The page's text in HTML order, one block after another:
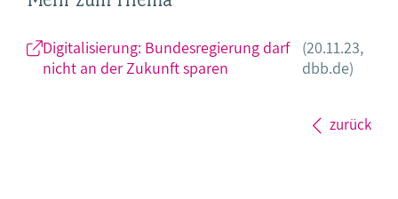
Digitalisierung: Bundesregierung darf
nicht an der Zukunft sparen
(20.11.23,
dbb.de)
zurück